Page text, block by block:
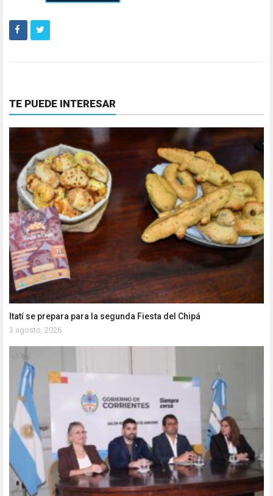
TE PUEDE INTERESAR
Itatí se prepara para la segunda Fiesta del Chipá
3 agosto, 2026